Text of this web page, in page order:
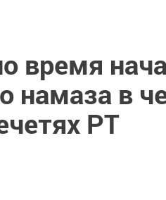
время
намаза в
РТ